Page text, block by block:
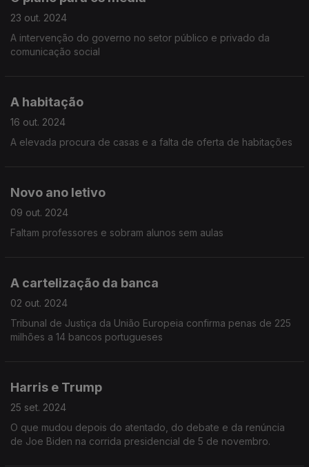
23 out. 2024
A intervenção do governo no setor público e privado da
comunicação social
A habitação
16 out. 2024
A elevada procura de casas e a falta de oferta de habitações
Novo ano letivo
09 out. 2024
Faltam professores e sobram alunos sem aulas
A cartelização da banca
02 out. 2024
Tribunal de Justiça da União Europeia confirma penas de 225
milhões a 14 bancos portugueses
Harris e Trump
25 set. 2024
O que mudou depois do atentado, do debate e da renúncia
de Joe Biden na corrida presidencial de 5 de novembro.